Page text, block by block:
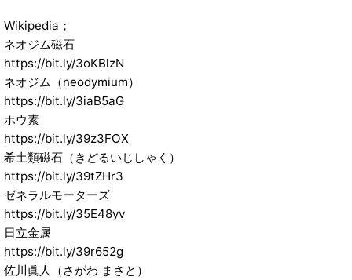
Wikipedia；
ネオジム磁石
https://bit.ly/3oKBlzN
ネオジム（neodymium）
https://bit.ly/3iaB5aG
ホウ素
https://bit.ly/39z3FOX
希土類磁石（きどるいじしゃく）
https://bit.ly/39tZHr3
ゼネラルモーターズ
https://bit.ly/35E48yv
日立金属
https://bit.ly/39r652g
佐川眞人（さがわ まさと）